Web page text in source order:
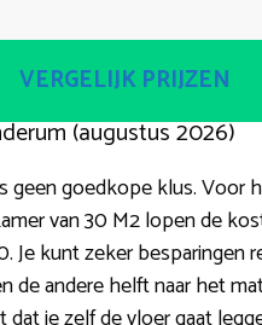
VERGELIJK PRIJZEN
(augustus 2026)
geen goedkope klus. Voor
van 30 M2 lopen de
Je kunt zeker besparingen
de andere helft naar het